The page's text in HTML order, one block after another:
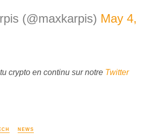
(@maxkarpis) May 4,
crypto en continu sur notre Twitter
NEWS